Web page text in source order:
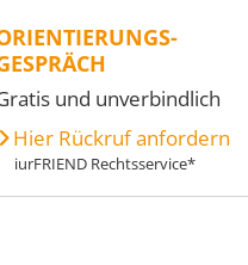
und unverbindlich
Hier Rückruf anfordern
iurFRIEND Rechtsservice*